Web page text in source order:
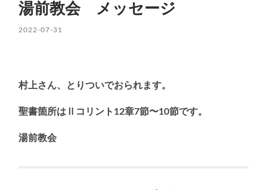
湯前教会 メッセージ
2022-07-31
村上さん、とりついでおられます。
聖書箇所はⅡコリント12章7節〜10節です。
湯前教会